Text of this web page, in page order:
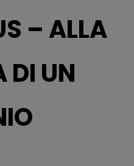
– ALLA
DI UN